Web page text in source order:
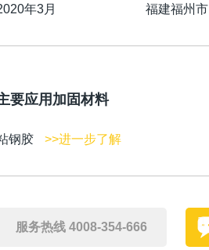
年3月 福建福州市
要应用加固材料
钢胶 >>进一步了解
服务热线 4008-354-666